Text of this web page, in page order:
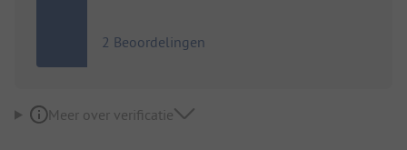
2 Beoordelingen
Meer over verificatie